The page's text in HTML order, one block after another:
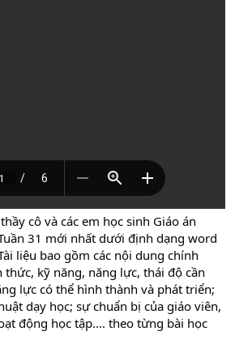
cô và các em học sinh Giáo án
31 mới nhất dưới định dạng word
liệu bao gồm các nội dung chính
kỹ năng, năng lực, thái độ cần
lực có thể hình thành và phát triển;
dạy học; sự chuẩn bị của giáo viên,
động học tập.... theo từng bài học